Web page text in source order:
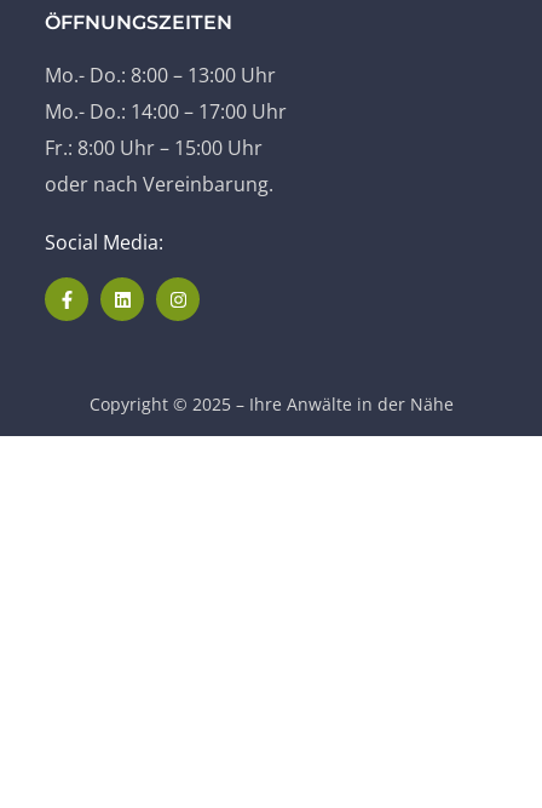
ÖFFNUNGSZEITEN
Mo.- Do.: 8:00 – 13:00 Uhr
Mo.- Do.: 14:00 – 17:00 Uhr
Fr.: 8:00 Uhr – 15:00 Uhr
oder nach Vereinbarung.
Social Media:
Copyright © 2025 – Ihre Anwälte in der Nähe